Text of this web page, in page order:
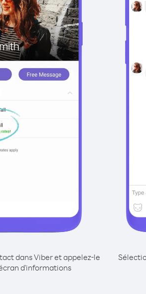
dans Viber et appelez-le
d'informations